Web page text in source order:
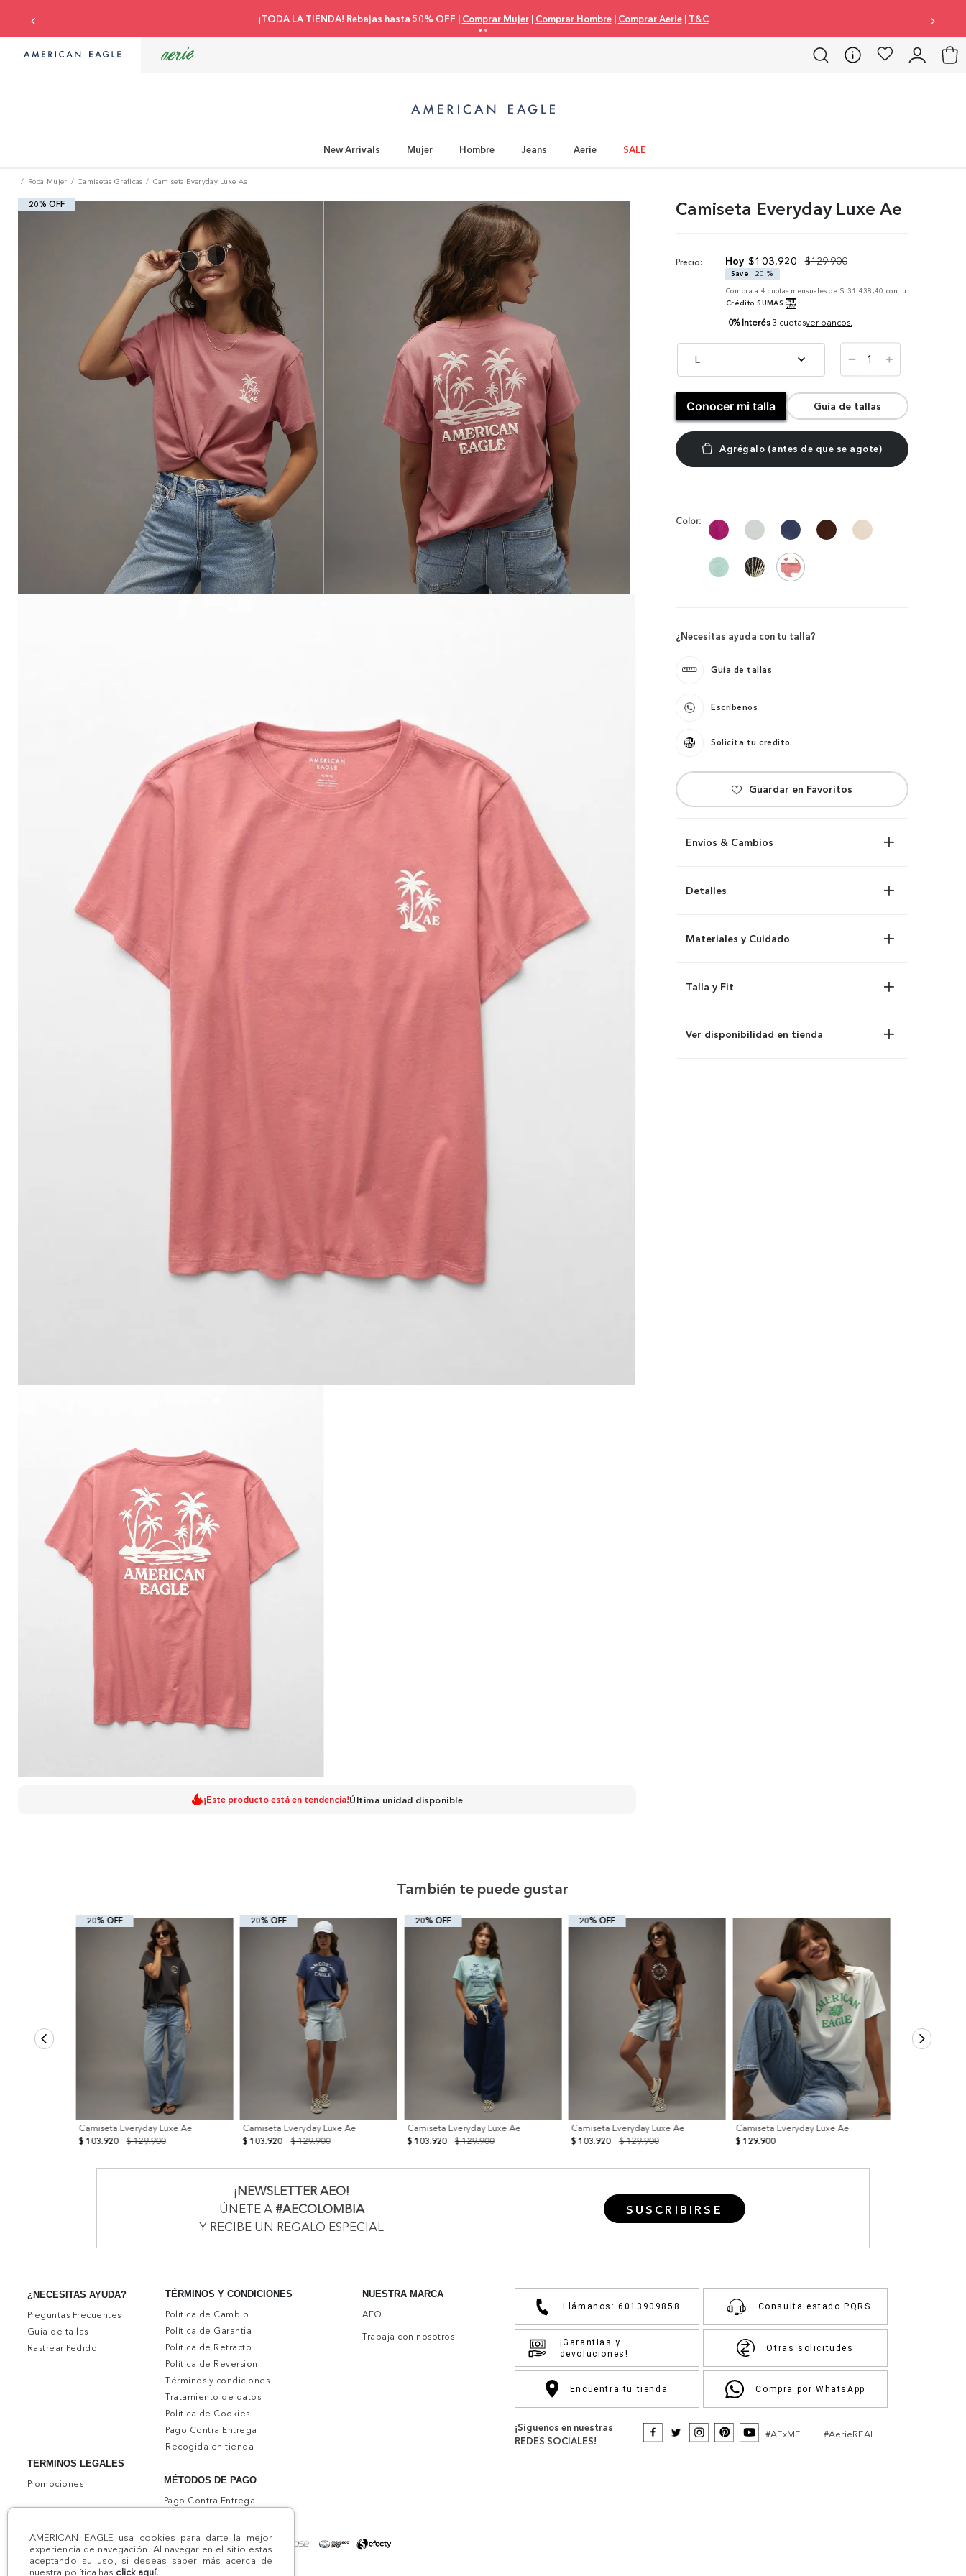
AMERICAN EAGLE usa cookies para darte la mejor
experiencia de navegación. Al navegar en el sitio estas
aceptando su uso, si deseas saber más acerca de
nuestra política has click aquí.
¡TODA LA TIENDA! Rebajas hasta 50% OFF | Comprar Mujer| Comprar Hombre| Comprar Aerie| T&C
New Arrivals Mujer Hombre Jeans Aerie SALE
Ropa Mujer Camisetas Graficas Camiseta Everyday Luxe Ae
20% OFF
¡Este producto está en tendencia!Última unidad disponible
Camiseta Everyday Luxe Ae
Precio: $103.920 $129.900
Save
20 %
Compra a 4 cuotas mensuales de $ 31.438,40 con tu
Crédito SUMAS
0% Interés 3 cuotasver bancos.
L ＋
－
Conocer mi talla Guía de tallas
Color:
¿Necesitas ayuda con tu talla?
Guía de tallas
Escríbenos
Solicita tu credito
Envíos & Cambios
Detalles
Materiales y Cuidado
Talla y Fit
Ver disponibilidad en tienda
También te puede gustar
20% OFF
Camiseta Everyday Luxe Ae
$ 129.900
$ 103.920
20% OFF
Camiseta Everyday Luxe Ae
$ 129.900
$ 103.920
20% OFF
Camiseta Everyday Luxe Ae
$ 129.900
$ 103.920
20% OFF
Camiseta Everyday Luxe Ae
$ 129.900
$ 103.920
Camiseta Everyday Luxe Ae
$ 129.900
¡NEWSLETTER AEO!
ÚNETE A #AECOLOMBIA
Y RECIBE UN REGALO ESPECIAL
SUSCRIBIRSE
¿NECESITAS AYUDA?
Preguntas Frecuentes
Guia de tallas
Rastrear Pedido
TERMINOS LEGALES
Promociones
TÉRMINOS Y CONDICIONES
Política de Cambio
Política de Garantia
Política de Retracto
Política de Reversion
Términos y condiciones
Tratamiento de datos
Política de Cookies
Pago Contra Entrega
Recogida en tienda
NUESTRA MARCA
AEO
Trabaja con nosotros
MÉTODOS DE PAGO
Pago Contra Entrega
Llámanos: 6013909858 Consulta estado PQRS
¡Garantias y
devoluciones!
Otras solicitudes
Encuentra tu tienda Compra por WhatsApp
¡Síguenos en nuestras
REDES SOCIALES!
#AExME #AerieREAL